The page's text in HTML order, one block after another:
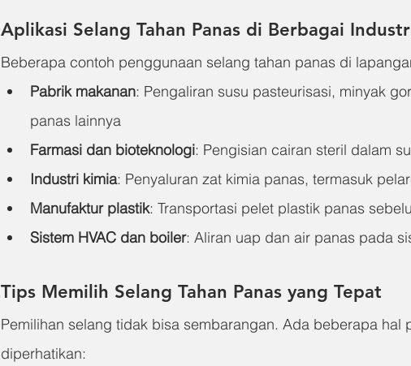
Aplikasi Selang Tahan Panas di Berbagai
Beberapa contoh penggunaan selang tahan panas di
Pabrik makanan: Pengaliran susu pasteurisasi, minyak
panas lainnya
Farmasi dan bioteknologi: Pengisian cairan steril dalam
Industri kimia: Penyaluran zat kimia panas, termasuk
Manufaktur plastik: Transportasi pelet plastik panas
Sistem HVAC dan boiler: Aliran uap dan air panas pada
Tips Memilih Selang Tahan Panas yang Tepat
Pemilihan selang tidak bisa sembarangan. Ada beberapa hal
diperhatikan: